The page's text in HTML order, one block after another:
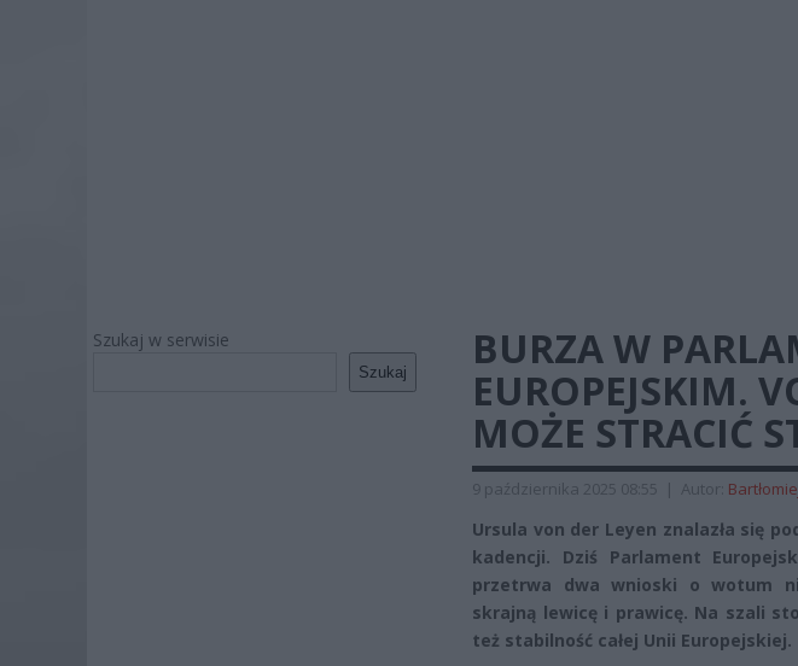
Szukaj w serwisie
Szukaj
BURZA W
EUROPEJSKIM.
MOŻE STRACIĆ
9 października 2025 08:55 | Autor:
Ursula von der Leyen znalazła się
kadencji. Dziś Parlament
przetrwa dwa wnioski o wotum
skrajną lewicę i prawicę. Na szali
też stabilność całej Unii Europejskiej.